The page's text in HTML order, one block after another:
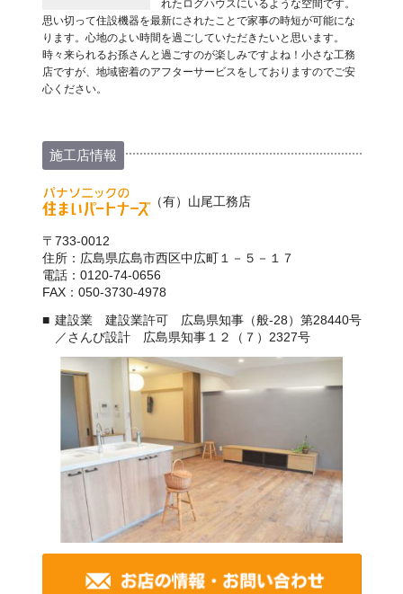
れたログハウスにいるような空間です。
思い切って住設機器を最新にされたことで家事の時短が可能にな
ります。心地のよい時間を過ごしていただきたいと思います。
時々来られるお孫さんと過ごすのが楽しみですよね！小さな工務
店ですが、地域密着のアフターサービスをしておりますのでご安
心ください。
施工店情報
（有）山尾工務店
〒733-0012
住所：広島県広島市西区中広町１－５－１７
電話：0120-74-0656
FAX：050-3730-4978
建設業 建設業許可 広島県知事（般-28）第28440号
／さんび設計 広島県知事１２（７）2327号